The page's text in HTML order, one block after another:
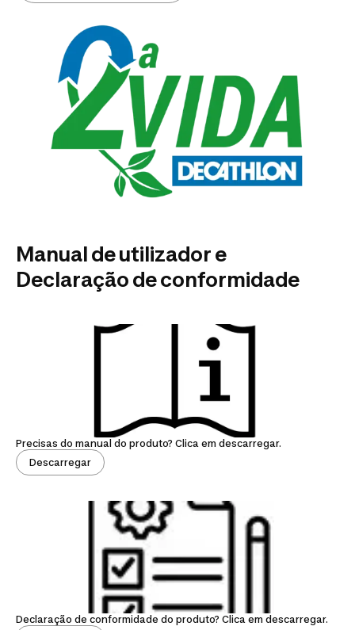
Manual de utilizador e
Declaração de conformidade
Precisas do manual do produto? Clica em descarregar.
Descarregar
Declaração de conformidade do produto? Clica em descarregar.